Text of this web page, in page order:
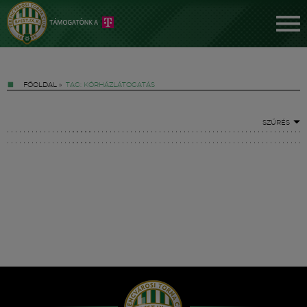
FŐOLDAL » TAG: KÓRHÁZLÁTOGATÁS
SZŰRÉS
Hírek